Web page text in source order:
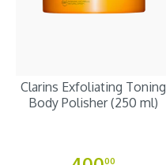
Clarins Exfoliating Toning
Body Polisher (250 ml)
00